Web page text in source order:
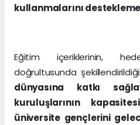
kullanmalarını
Eğitim içeriklerinin,
doğrultusunda
dünyasına katkı
kuruluşlarının
üniversite gençlerini